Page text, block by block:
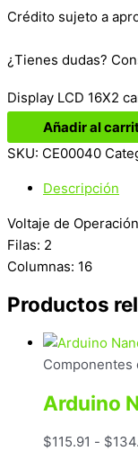
Crédito sujeto a
¿Tienes dudas?
Display LCD 16X2
Añadir al
SKU: CE00040
Descripción
Voltaje de
Filas: 2
Columnas: 16
Productos
Componentes
Arduino
$115.91 - $